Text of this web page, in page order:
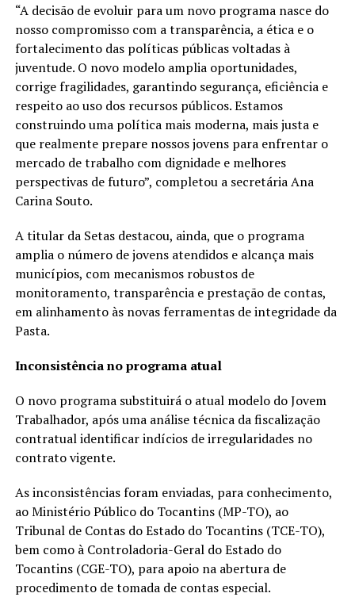
“A decisão de evoluir para um novo programa nasce do
nosso compromisso com a transparência, a ética e o
fortalecimento das políticas públicas voltadas à
juventude. O novo modelo amplia oportunidades,
corrige fragilidades, garantindo segurança, eficiência e
respeito ao uso dos recursos públicos. Estamos
construindo uma política mais moderna, mais justa e
que realmente prepare nossos jovens para enfrentar o
mercado de trabalho com dignidade e melhores
perspectivas de futuro”, completou a secretária Ana
Carina Souto.
A titular da Setas destacou, ainda, que o programa
amplia o número de jovens atendidos e alcança mais
municípios, com mecanismos robustos de
monitoramento, transparência e prestação de contas,
em alinhamento às novas ferramentas de integridade da
Pasta.
Inconsistência no programa atual
O novo programa substituirá o atual modelo do Jovem
Trabalhador, após uma análise técnica da fiscalização
contratual identificar indícios de irregularidades no
contrato vigente.
As inconsistências foram enviadas, para conhecimento,
ao Ministério Público do Tocantins (MP-TO), ao
Tribunal de Contas do Estado do Tocantins (TCE-TO),
bem como à Controladoria-Geral do Estado do
Tocantins (CGE-TO), para apoio na abertura de
procedimento de tomada de contas especial.